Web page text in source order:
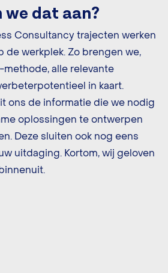
we dat aan?
Consultancy trajecten werken
de werkplek. Zo brengen we,
methode, alle relevante
in kaart.
ons de informatie die we nodig
oplossingen te ontwerpen
Deze sluiten ook nog eens
uitdaging. Kortom, wij geloven